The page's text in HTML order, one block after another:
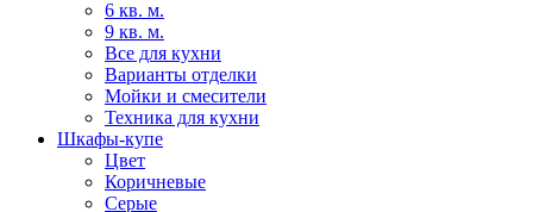
6 кв. м.
9 кв. м.
Все для кухни
Варианты отделки
Мойки и смесители
Техника для кухни
Шкафы-купе
Цвет
Коричневые
Серые